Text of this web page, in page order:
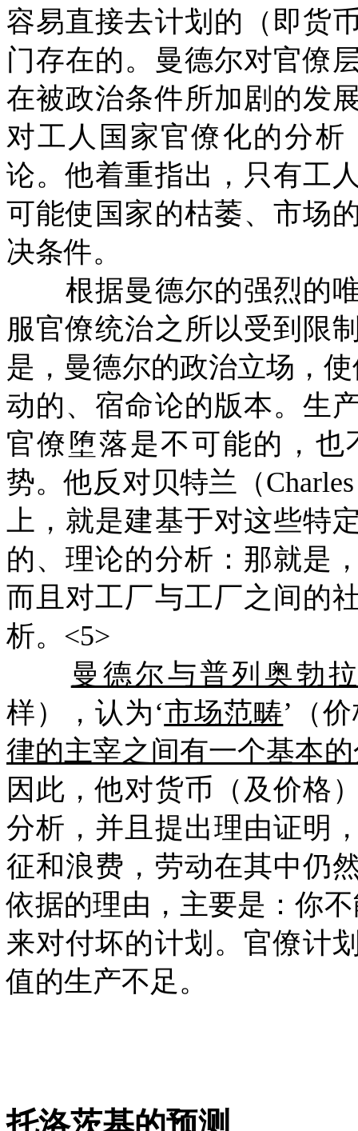
容易直接去计划的（即货
门存在的。曼德尔对官僚
在被政治条件所加剧的发
对工人国家官僚化的分
论。他着重指出，只有工
可能使国家的枯萎、市场
决条件。
根据曼德尔的强烈的唯
服官僚统治之所以受到限
是，曼德尔的政治立场，
动的、宿命论的版本。生
官僚堕落是不可能的，
势。他反对贝特兰（
上，就是建基于对这些特
的、理论的分析：那就是
而且对工厂与工厂之间的
析。<5>
曼德尔与普列奥勃
样），认为‘市场范畴’（
律的主宰之间有一个基本
因此，他对货币（及价格
分析，并且提出理由证明
征和浪费，劳动在其中仍
依据的理由，主要是：你
来对付坏的计划。官僚计
值的生产不足。